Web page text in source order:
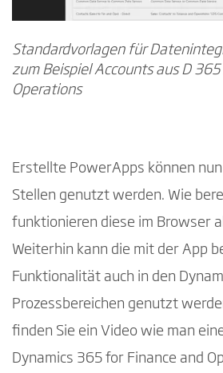
Standardvorlagen für
zum Beispiel Accounts aus D
Operations
Erstellte PowerApps können
Stellen genutzt werden. Wie
funktionieren diese im Browser
Weiterhin kann die mit der App
Funktionalität auch in den
Prozessbereichen genutzt
finden Sie ein Video wie man
Dynamics 365 for Finance and